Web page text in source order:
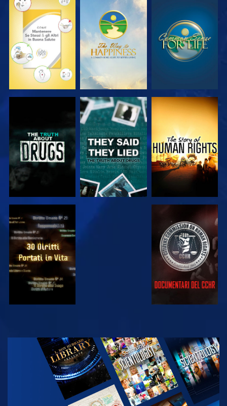
GUARDA GUARDA GUARDA
GUARDA GUARDA
GUARDA GUARDA
GUARDA
ESPLORA LE
SERIE